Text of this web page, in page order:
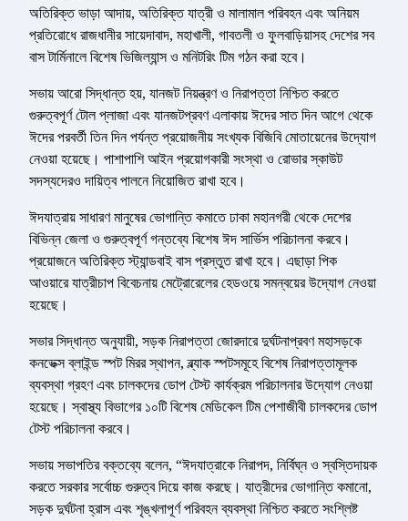
অতিরিক্ত ভাড়া আদায়, অতিরিক্ত যাত্রী ও মালামাল পরিবহন এবং অনিয়ম
প্রতিরোধে রাজধানীর সায়েদাবাদ, মহাখালী, গাবতলী ও ফুলবাড়িয়াসহ দেশের সব
বাস টার্মিনালে বিশেষ ভিজিল্যান্স ও মনিটরিং টিম গঠন করা হবে।
সভায় আরো সিদ্ধান্ত হয়, যানজট নিয়ন্ত্রণ ও নিরাপত্তা নিশ্চিত করতে
গুরুত্বপূর্ণ টোল প্লাজা এবং যানজটপ্রবণ এলাকায় ঈদের সাত দিন আগে থেকে
ঈদের পরবর্তী তিন দিন পর্যন্ত প্রয়োজনীয় সংখ্যক বিজিবি মোতায়েনের উদ্যোগ
নেওয়া হয়েছে। পাশাপাশি আইন প্রয়োগকারী সংস্থা ও রোভার স্কাউট
সদস্যদেরও দায়িত্ব পালনে নিয়োজিত রাখা হবে।
ঈদযাত্রায় সাধারণ মানুষের ভোগান্তি কমাতে ঢাকা মহানগরী থেকে দেশের
বিভিন্ন জেলা ও গুরুত্বপূর্ণ গন্তব্যে বিশেষ ঈদ সার্ভিস পরিচালনা করবে।
প্রয়োজনে অতিরিক্ত স্ট্যান্ডবাই বাস প্রস্তুত রাখা হবে। এছাড়া পিক
আওয়ারে যাত্রীচাপ বিবেচনায় মেট্রোরেলের হেডওয়ে সমন্বয়ের উদ্যোগ নেওয়া
হয়েছে।
সভার সিদ্ধান্ত অনুযায়ী, সড়ক নিরাপত্তা জোরদারে দুর্ঘটনাপ্রবণ মহাসড়কে
কনভেক্স ব্লাইন্ড স্পট মিরর স্থাপন, ব্ল্যাক স্পটসমূহে বিশেষ নিরাপত্তামূলক
ব্যবস্থা গ্রহণ এবং চালকদের ডোপ টেস্ট কার্যক্রম পরিচালনার উদ্যোগ নেওয়া
হয়েছে। স্বাস্থ্য বিভাগের ১০টি বিশেষ মেডিকেল টিম পেশাজীবী চালকদের ডোপ
টেস্ট পরিচালনা করবে।
সভায় সভাপতির বক্তব্যে বলেন, “ঈদযাত্রাকে নিরাপদ, নির্বিঘ্ন ও স্বস্তিদায়ক
করতে সরকার সর্বোচ্চ গুরুত্ব দিয়ে কাজ করছে। যাত্রীদের ভোগান্তি কমানো,
সড়ক দুর্ঘটনা হ্রাস এবং শৃঙ্খলাপূর্ণ পরিবহন ব্যবস্থা নিশ্চিত করতে সংশ্লিষ্ট